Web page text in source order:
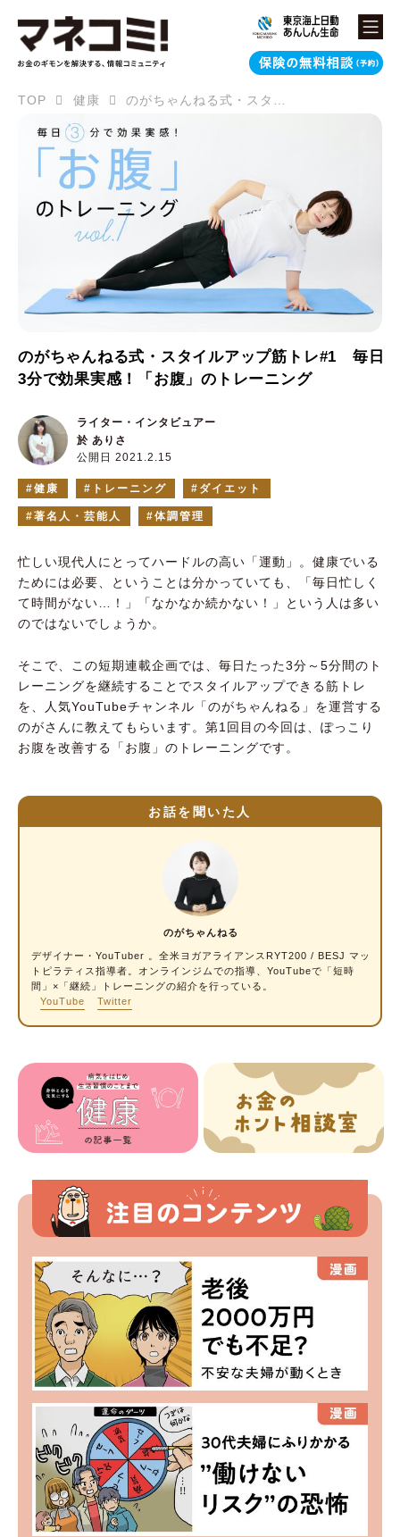
TOP 健康 のがちゃんねる式・スタイルアップ筋トレ#1 毎日3分で効果実感！「お腹」のトレーニング
のがちゃんねる式・スタイルアップ筋トレ#1 毎日
3分で効果実感！「お腹」のトレーニング
公開日 2021.2.15
ライター・インタビュアー
於 ありさ
健康 トレーニング ダイエット
著名人・芸能人 体調管理
忙しい現代人にとってハードルの高い「運動」。健康でいる
ためには必要、ということは分かっていても、「毎日忙しく
て時間がない…！」「なかなか続かない！」という人は多い
のではないでしょうか。
そこで、この短期連載企画では、毎日たった3分～5分間のト
レーニングを継続することでスタイルアップできる筋トレ
を、人気YouTubeチャンネル「のがちゃんねる」を運営する
のがさんに教えてもらいます。第1回目の今回は、ぽっこり
お腹を改善する「お腹」のトレーニングです。
お話を聞いた人
のがちゃんねる
デザイナー・YouTuber 。全米ヨガアライアンスRYT200 / BESJ マッ
トピラティス指導者。オンラインジムでの指導、YouTubeで「短時
間」×「継続」トレーニングの紹介を行っている。
YouTube
Twitter